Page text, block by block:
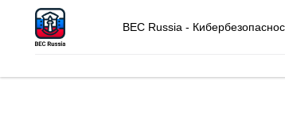
BEC Russia -